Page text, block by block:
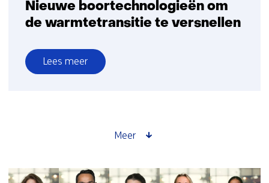
Nieuwe boortechnologieën om
de warmtetransitie te versnellen
Lees meer
over
versnellen
Meer